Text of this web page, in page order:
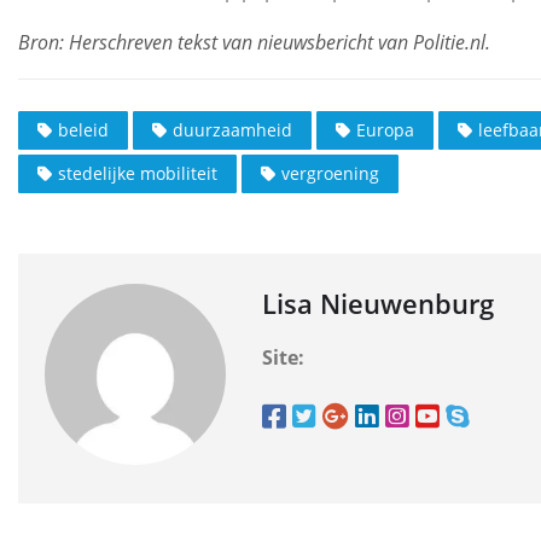
beleid duurzaamheid Europa
stedelijke mobiliteit
vergroening
Lisa Nieuwenburg
Site: